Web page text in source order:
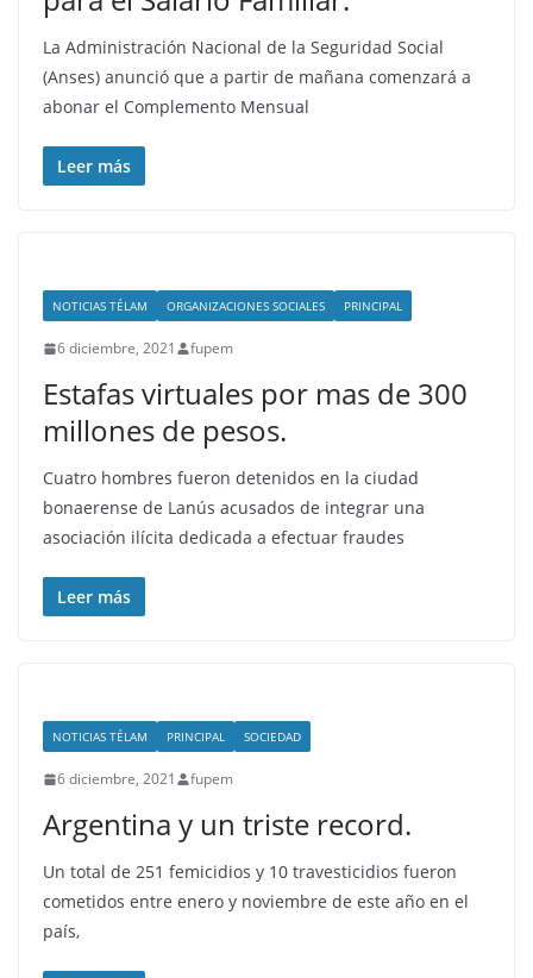
La Administración Nacional de la Seguridad Social
(Anses) anunció que a partir de mañana comenzará a
abonar el Complemento Mensual
Leer más
NOTICIAS TÉLAM ORGANIZACIONES SOCIALES PRINCIPAL
6 diciembre, 2021 fupem
Estafas virtuales por mas de 300
millones de pesos.
Cuatro hombres fueron detenidos en la ciudad
bonaerense de Lanús acusados de integrar una
asociación ilícita dedicada a efectuar fraudes
Leer más
NOTICIAS TÉLAM PRINCIPAL SOCIEDAD
6 diciembre, 2021 fupem
Argentina y un triste record.
Un total de 251 femicidios y 10 travesticidios fueron
cometidos entre enero y noviembre de este año en el
país,